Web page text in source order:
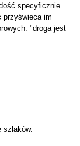
specyficznie
przyświeca im
"droga jest
szlaków.